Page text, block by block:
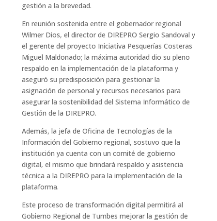
gestión a la brevedad.
En reunión sostenida entre el gobernador regional
Wilmer Dios, el director de DIREPRO Sergio Sandoval y
el gerente del proyecto Iniciativa Pesquerías Costeras
Miguel Maldonado; la máxima autoridad dio su pleno
respaldo en la implementación de la plataforma y
aseguró su predisposición para gestionar la
asignación de personal y recursos necesarios para
asegurar la sostenibilidad del Sistema Informático de
Gestión de la DIREPRO.
Además, la jefa de Oficina de Tecnologías de la
Información del Gobierno regional, sostuvo que la
institución ya cuenta con un comité de gobierno
digital, el mismo que brindará respaldo y asistencia
técnica a la DIREPRO para la implementación de la
plataforma.
Este proceso de transformación digital permitirá al
Gobierno Regional de Tumbes mejorar la gestión de